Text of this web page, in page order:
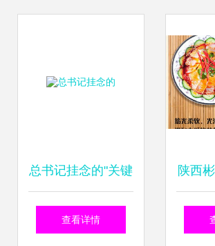
总书记挂念的"关键
小事"丨特色小吃大
查看详情
陕西
难忘